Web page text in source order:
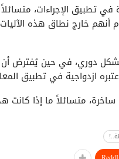
تطبيق الإجراءات، متسائلاً
أنهم خارج نطاق هذه
دوري، في حين يُفترض أن
ازدواجية في تطبيق
متسائلاً ما إذا كانت
تجاه الإجراءات
في بنية القوائم